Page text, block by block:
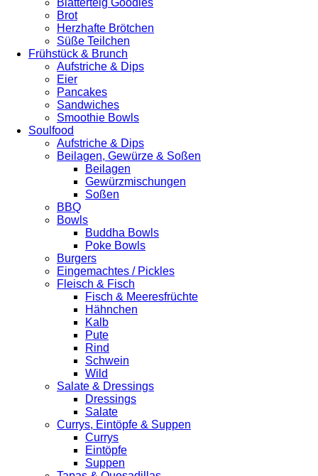
Blätterteig Goodies
Brot
Herzhafte Brötchen
Süße Teilchen
Frühstück & Brunch
Aufstriche & Dips
Eier
Pancakes
Sandwiches
Smoothie Bowls
Soulfood
Aufstriche & Dips
Beilagen, Gewürze & Soßen
Beilagen
Gewürzmischungen
Soßen
BBQ
Bowls
Buddha Bowls
Poke Bowls
Burgers
Eingemachtes / Pickles
Fleisch & Fisch
Fisch & Meeresfrüchte
Hähnchen
Kalb
Pute
Rind
Schwein
Wild
Salate & Dressings
Dressings
Salate
Currys, Eintöpfe & Suppen
Currys
Eintöpfe
Suppen